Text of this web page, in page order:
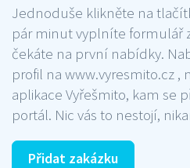
Jednoduše klikněte na
pár minut vyplníte formulář
čekáte na první nabídky.
profil na www.vyresmito.cz
aplikace Vyřešmito, kam se
portál. Nic vás to nestojí,
Přidat zakázku